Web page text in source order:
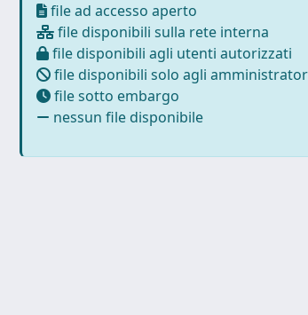
file ad accesso aperto
file disponibili sulla rete interna
file disponibili agli utenti autorizzati
file disponibili solo agli
file sotto embargo
nessun file disponibile